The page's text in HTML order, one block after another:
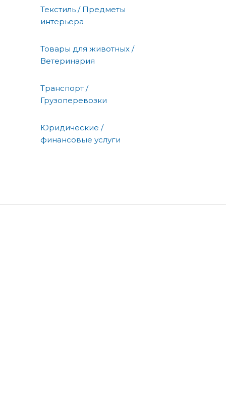
Текстиль / Предметы
интерьера
Товары для животных /
Ветеринария
Транспорт /
Грузоперевозки
Юридические /
финансовые услуги